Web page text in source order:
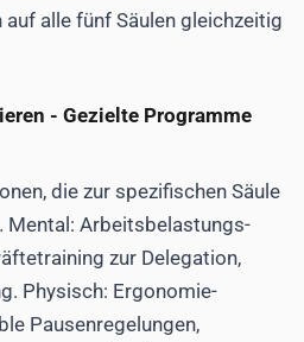
alle fünf Säulen gleichzeitig
- Gezielte Programme
die zur spezifischen Säule
Mental: Arbeitsbelastungs-
zur Delegation,
Physisch: Ergonomie-
Pausenregelungen,